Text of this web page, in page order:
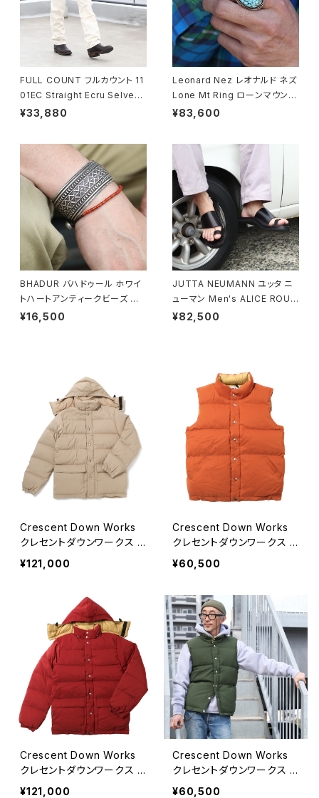
FULL COUNT フルカウント 11
01EC Straight Ecru Selved
ge Denim ストレートセルビッ
¥33,880
Leonard Nez レオナルド ネズ
Lone Mt Ring ローンマウンテ
ンターコイズリング 15号 ナバホ
¥83,600
BHADUR バハドゥール ホワイ
トハートアンティークビーズ ブ
レスレット 金赤 #b126 日本製
¥16,500
JUTTA NEUMANN ユッタ ニ
ューマン Men's ALICE ROUN
D アリス ラウンド サンダル レザ
¥82,500
Crescent Down Works
クレセントダウンワークス P
UTTY ダウンジャケット 6
0/40
¥121,000
Crescent Down Works
クレセントダウンワークス R
UST ダウンベスト 60/40
¥60,500
Crescent Down Works
クレセントダウンワークス R
ED ダウンジャケット 60/4
¥121,000
Crescent Down Works
クレセントダウンワークス O
LIVE ダウンベスト 60/40
¥60,500